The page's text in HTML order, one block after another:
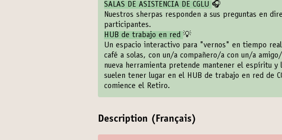
SALAS DE ASISTENCIA DE CGLU 🎧
Nuestros sherpas responden a sus preguntas en
participantes.
HUB de trabajo en red 💡
Un espacio interactivo para "vernos" en tiempo
café a solas, con un/a compañero/a con un/a
nueva herramienta pretende mantener el espíritu y
suelen tener lugar en el HUB de trabajo en red de
comience el Retiro.
Description (Français)